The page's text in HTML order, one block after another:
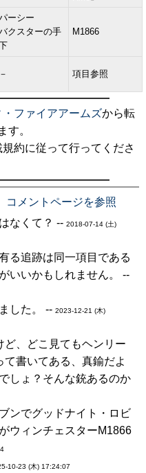
ーシー
クスターの手
M1866
－ 項目参照
・ファイアアームズから転
す。
約に従って行ってくださ
コメントページを参照
なくて？ -- 2018-07-14 (土)
る追跡は同一項目である
いいかもしれません。 --
した。 -- 2023-12-21 (木)
ど、どこ見てもヘンリー
て書いてある、真鍮だよ
しょ？そんな銃あるのか
ンでグッドナイト・ロビ
ウィンチェスターM1866
10-23 (木) 17:24:07